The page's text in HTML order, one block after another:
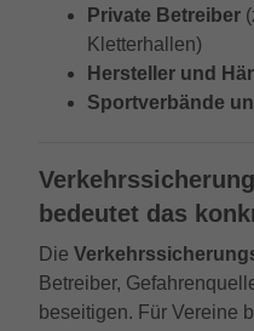
Private Betreiber
Kletterhallen)
Hersteller und
Sportverbände
bedeutet das
Die
Betreiber,
beseitigen. Für Vereine
Dies ist
Cookie
eindeutige
_gat-
um die von
hohem